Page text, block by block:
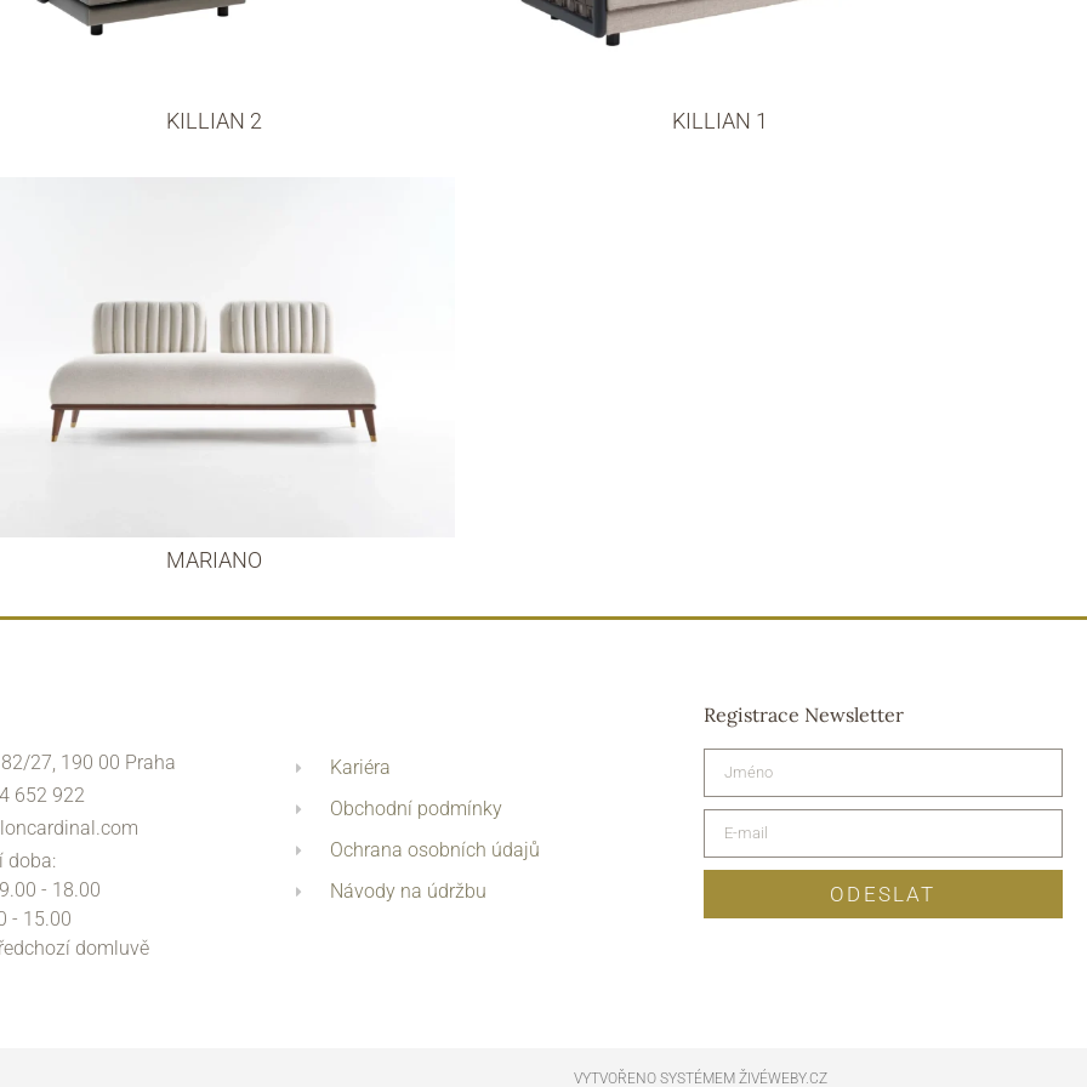
KILLIAN 2 KILLIAN 1
MARIANO
27, 190 00 Praha
652 922
doba:
- 18.00
- 15.00
domluvě
Kariéra
Obchodní podmínky
Ochrana osobních údajů
Návody na údržbu
Registrace Newsletter
ODESLAT
VYTVOŘENO SYSTÉMEM ŽIVÉWEBY.CZ